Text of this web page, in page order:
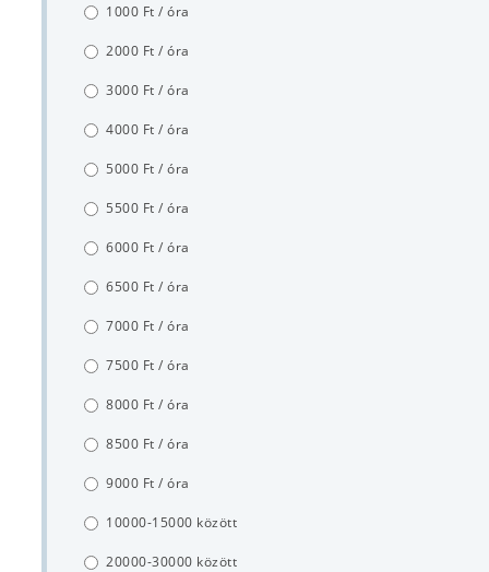
1000 Ft / óra
2000 Ft / óra
3000 Ft / óra
4000 Ft / óra
5000 Ft / óra
5500 Ft / óra
6000 Ft / óra
6500 Ft / óra
7000 Ft / óra
7500 Ft / óra
8000 Ft / óra
8500 Ft / óra
9000 Ft / óra
10000-15000 között
20000-30000 között